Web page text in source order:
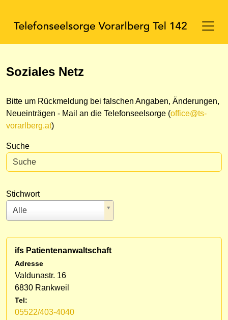
Soziales Netz
Bitte um Rückmeldung bei falschen Angaben, Änderungen,
Neueinträgen - Mail an die Telefonseelsorge (office@ts-
vorarlberg.at)
Suche
Stichwort
Alle
ifs Patientenanwaltschaft
Adresse
Valdunastr. 16
6830 Rankweil
Tel:
05522/403-4040